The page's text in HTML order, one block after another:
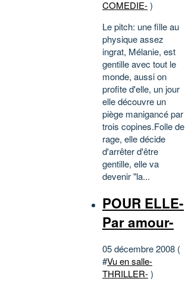
COMEDIE-)
Le pitch: une fille au
physique assez
ingrat, Mélanie, est
gentille avec tout le
monde, aussi on
profite d'elle, un jour
elle découvre un
piège manigancé par
trois copines.Folle de
rage, elle décide
d'arrêter d'être
gentille, elle va
devenir "la...
POUR ELLE-
Par amour-
05 décembre 2008 (
#Vu en salle-
THRILLER-)